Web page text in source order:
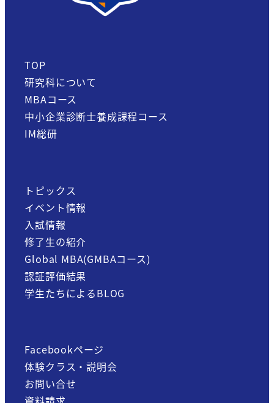
TOP
研究科について
MBAコース
中小企業診断士養成課程コース
IM総研
トピックス
イベント情報
入試情報
修了生の紹介
Global MBA(GMBAコース)
認証評価結果
学生たちによるBLOG
Facebookページ
体験クラス・説明会
お問い合せ